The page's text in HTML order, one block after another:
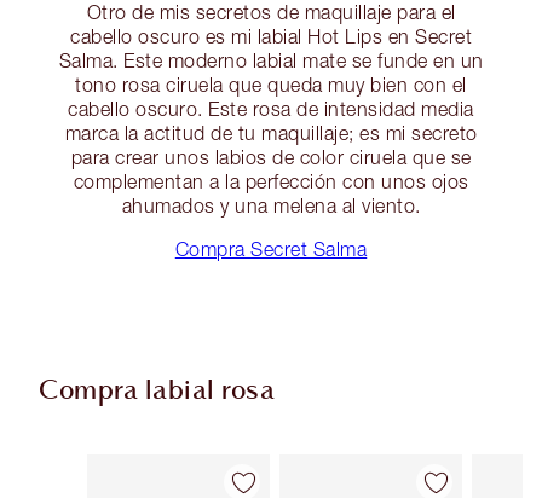
Otro de mis secretos de maquillaje para el
cabello oscuro es mi labial Hot Lips en Secret
Salma. Este moderno labial mate se funde en un
tono rosa ciruela que queda muy bien con el
cabello oscuro. Este rosa de intensidad media
marca la actitud de tu maquillaje; es mi secreto
para crear unos labios de color ciruela que se
complementan a la perfección con unos ojos
ahumados y una melena al viento.
Compra Secret Salma
Compra labial rosa
Artículo 1 de 27 Artículo 2 de 27